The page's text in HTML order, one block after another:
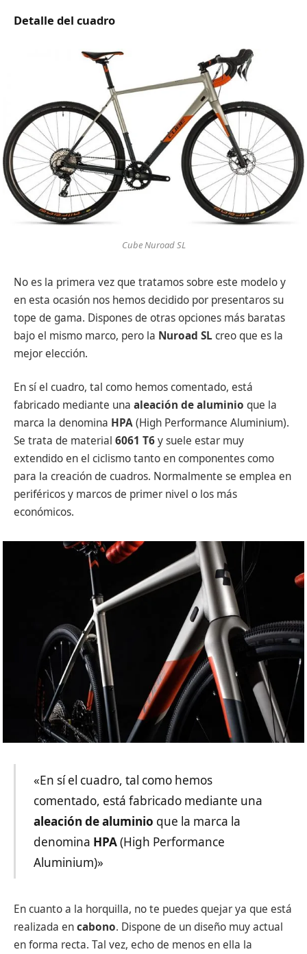
Detalle del cuadro
Cube Nuroad SL
No es la primera vez que tratamos sobre este modelo y
en esta ocasión nos hemos decidido por presentaros su
tope de gama. Dispones de otras opciones más baratas
bajo el mismo marco, pero la Nuroad SLcreo que es la
mejor elección.
En sí el cuadro, tal como hemos comentado, está
fabricado mediante una aleación de aluminio que la
marca la denomina HPA(High Performance Aluminium).
Se trata de material 6061 T6y suele estar muy
extendido en el ciclismo tanto en componentes como
para la creación de cuadros. Normalmente se emplea en
periféricos y marcos de primer nivel o los más
económicos.
«En sí el cuadro, tal como hemos
comentado, está fabricado mediante una
aleación de aluminio que la marca la
denomina HPA(High Performance
Aluminium)»
En cuanto a la horquilla, no te puedes quejar ya que está
realizada encabono. Dispone de un diseño muy actual
en forma recta. Tal vez, echo de menos en ella la